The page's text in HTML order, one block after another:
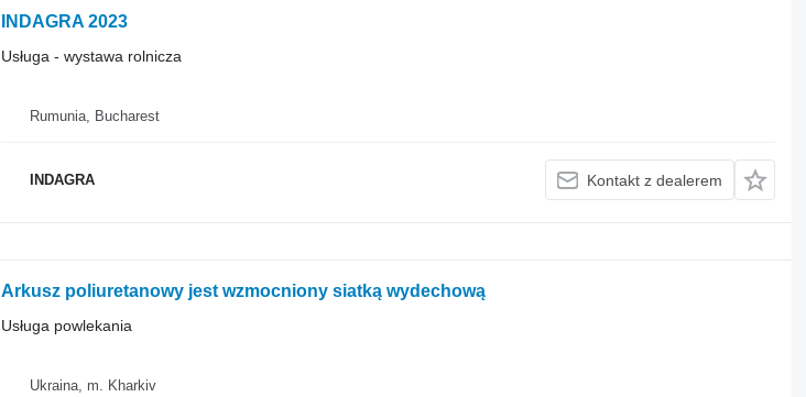
INDAGRA 2023
Usługa - wystawa rolnicza
Rumunia, Bucharest
INDAGRA Kontakt z dealerem
Arkusz poliuretanowy jest wzmocniony siatką wydechową
Usługa powlekania
Ukraina, m. Kharkiv